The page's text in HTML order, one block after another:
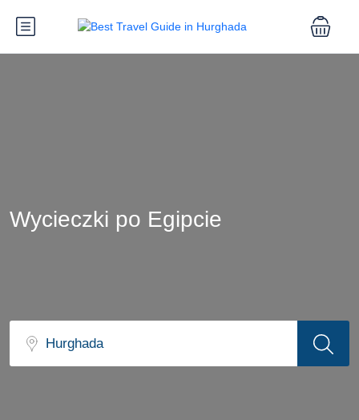
Wycieczki po Egipcie